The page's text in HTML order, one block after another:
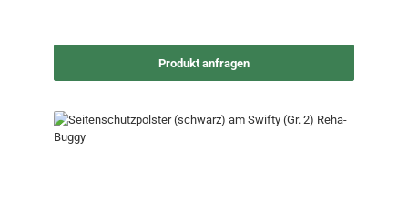
Produkt anfragen